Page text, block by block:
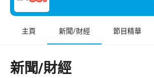
主頁 新聞/財經 節目精華
新聞/財經